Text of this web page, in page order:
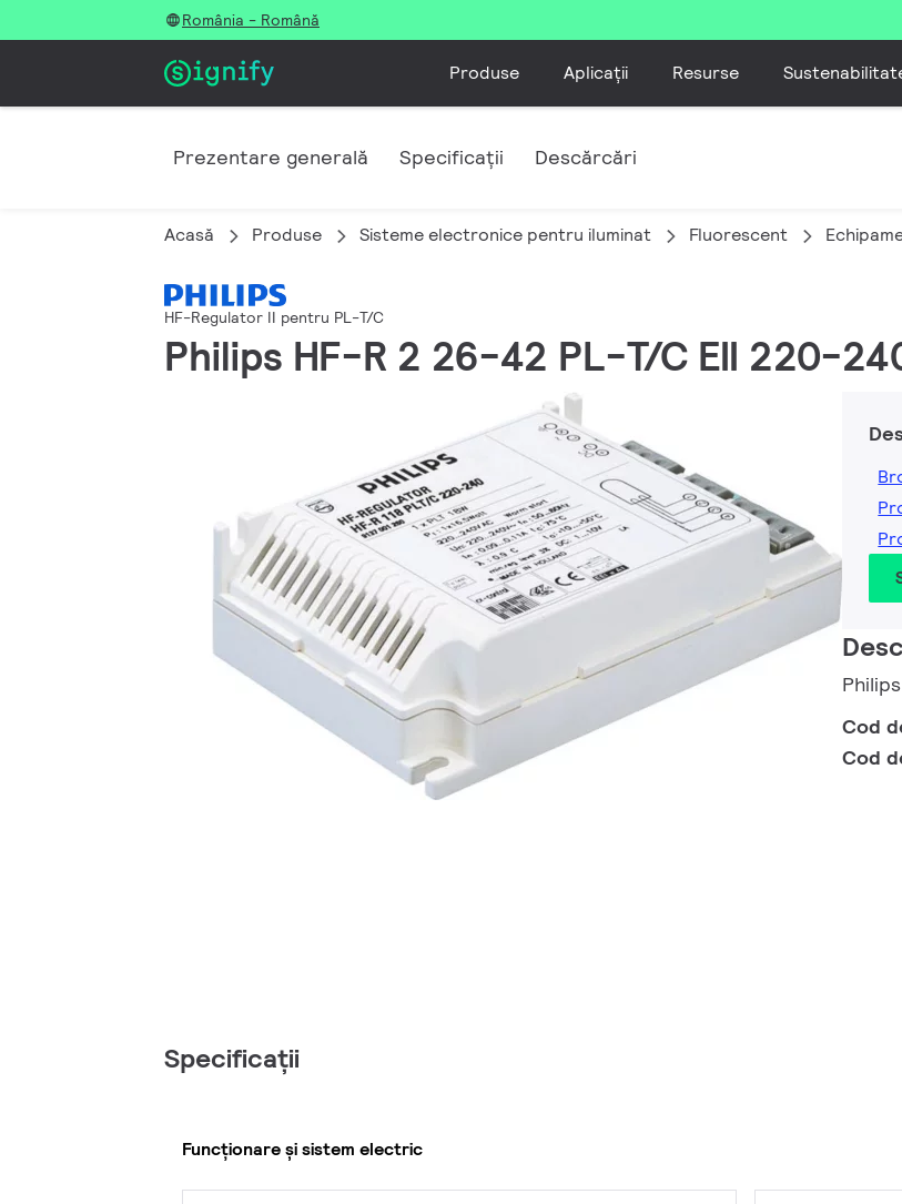
România - Română
Produse Aplicații Resurse
Prezentare generală Specificații Descărcări
Acasă Produse Sisteme electronice pentru iluminat Fluorescent
HF-Regulator II pentru PL-T/C
Philips HF-R 2 26-42 PL-T/C EII 220-
Cod
Cod
Specificații
Funcționare și sistem electric